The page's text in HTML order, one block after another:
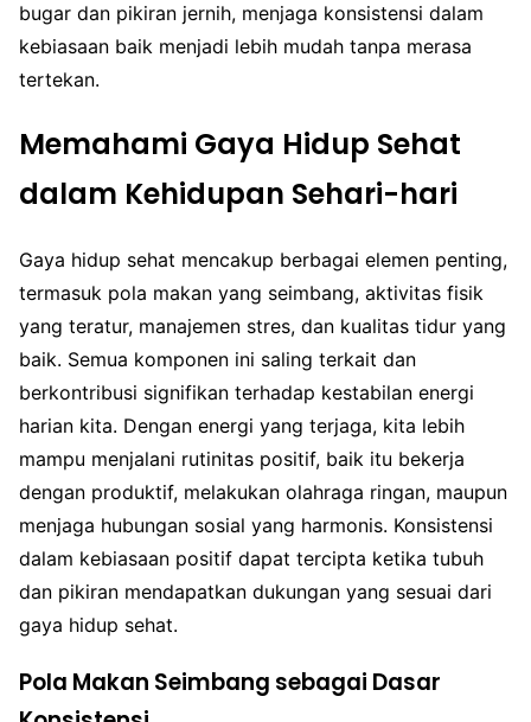
bugar dan pikiran jernih, menjaga konsistensi dalam
kebiasaan baik menjadi lebih mudah tanpa merasa
tertekan.
Memahami Gaya Hidup Sehat
dalam Kehidupan Sehari-hari
Gaya hidup sehat mencakup berbagai elemen penting,
termasuk pola makan yang seimbang, aktivitas fisik
yang teratur, manajemen stres, dan kualitas tidur yang
baik. Semua komponen ini saling terkait dan
berkontribusi signifikan terhadap kestabilan energi
harian kita. Dengan energi yang terjaga, kita lebih
mampu menjalani rutinitas positif, baik itu bekerja
dengan produktif, melakukan olahraga ringan, maupun
menjaga hubungan sosial yang harmonis. Konsistensi
dalam kebiasaan positif dapat tercipta ketika tubuh
dan pikiran mendapatkan dukungan yang sesuai dari
gaya hidup sehat.
Pola Makan Seimbang sebagai Dasar